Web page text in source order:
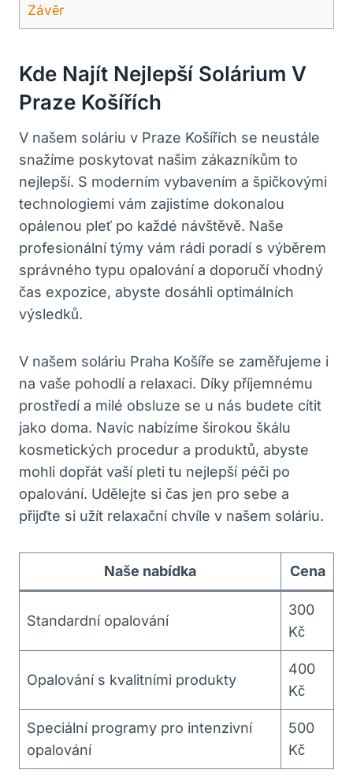
Závěr
Kde ​najít Nejlepší ‍solárium V
Praze‌ Košířích
V našem soláriu v Praze Košířích se neustále
snažíme poskytovat našim zákazníkům to
nejlepší. S moderním ‍vybavením a špičkovými
technologiemi vám zajistíme dokonalou
opálenou ‌pleť⁢ po každé návštěvě. Naše
profesionální týmy⁤ vám ‌rádi poradí⁤ s⁣ výběrem⁤
správného​ typu opalování a doporučí vhodný
čas expozice, abyste dosáhli ‍optimálních
výsledků.
V našem soláriu Praha Košíře se zaměřujeme i
‌na vaše pohodlí a⁤ relaxaci. Díky příjemnému
prostředí a ‌milé ⁤obsluze se ‍u nás budete cítit
jako doma. Navíc nabízíme širokou škálu
kosmetických⁤ procedur a produktů, abyste
‌mohli ⁤dopřát vaší pleti tu nejlepší péči po
opalování.‌ Udělejte si čas jen pro ​sebe ⁣a
‌přijďte si užít relaxační chvíle v našem soláriu.
Naše nabídka Cena
Standardní⁤ opalování
300
Kč
Opalování s kvalitními produkty
400
‌Kč
Speciální programy pro intenzivní⁣
opalování
500
Kč